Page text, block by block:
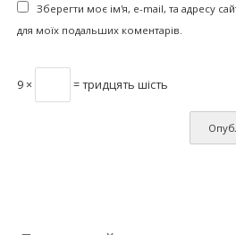
Зберегти моє ім'я, e-mail, та адресу
для моїх подальших коментарів.
9 × = тридцять шість